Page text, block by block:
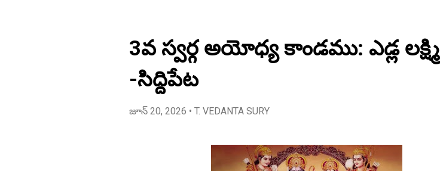
3వ స్వర్గ అయోధ్య కాండము: ఎడ్ల లక్ష్మి
-సిద్దిపేట
జూన్ 20, 2026 • T. VEDANTA SURY